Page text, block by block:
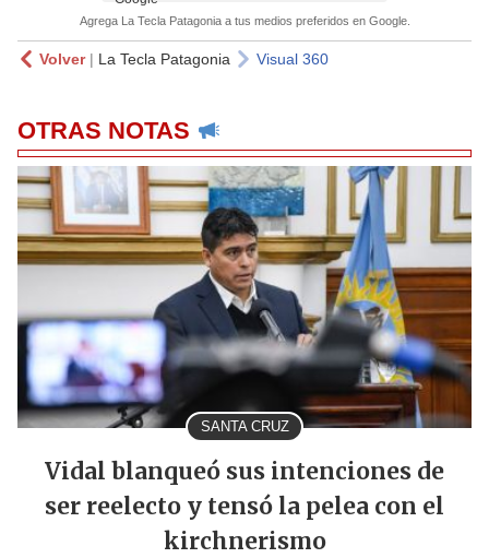
Agrega La Tecla Patagonia a tus medios preferidos en Google.
Volver| La Tecla Patagonia Visual 360
OTRAS NOTAS
SANTA CRUZ
Vidal blanqueó sus intenciones de
ser reelecto y tensó la pelea con el
kirchnerismo